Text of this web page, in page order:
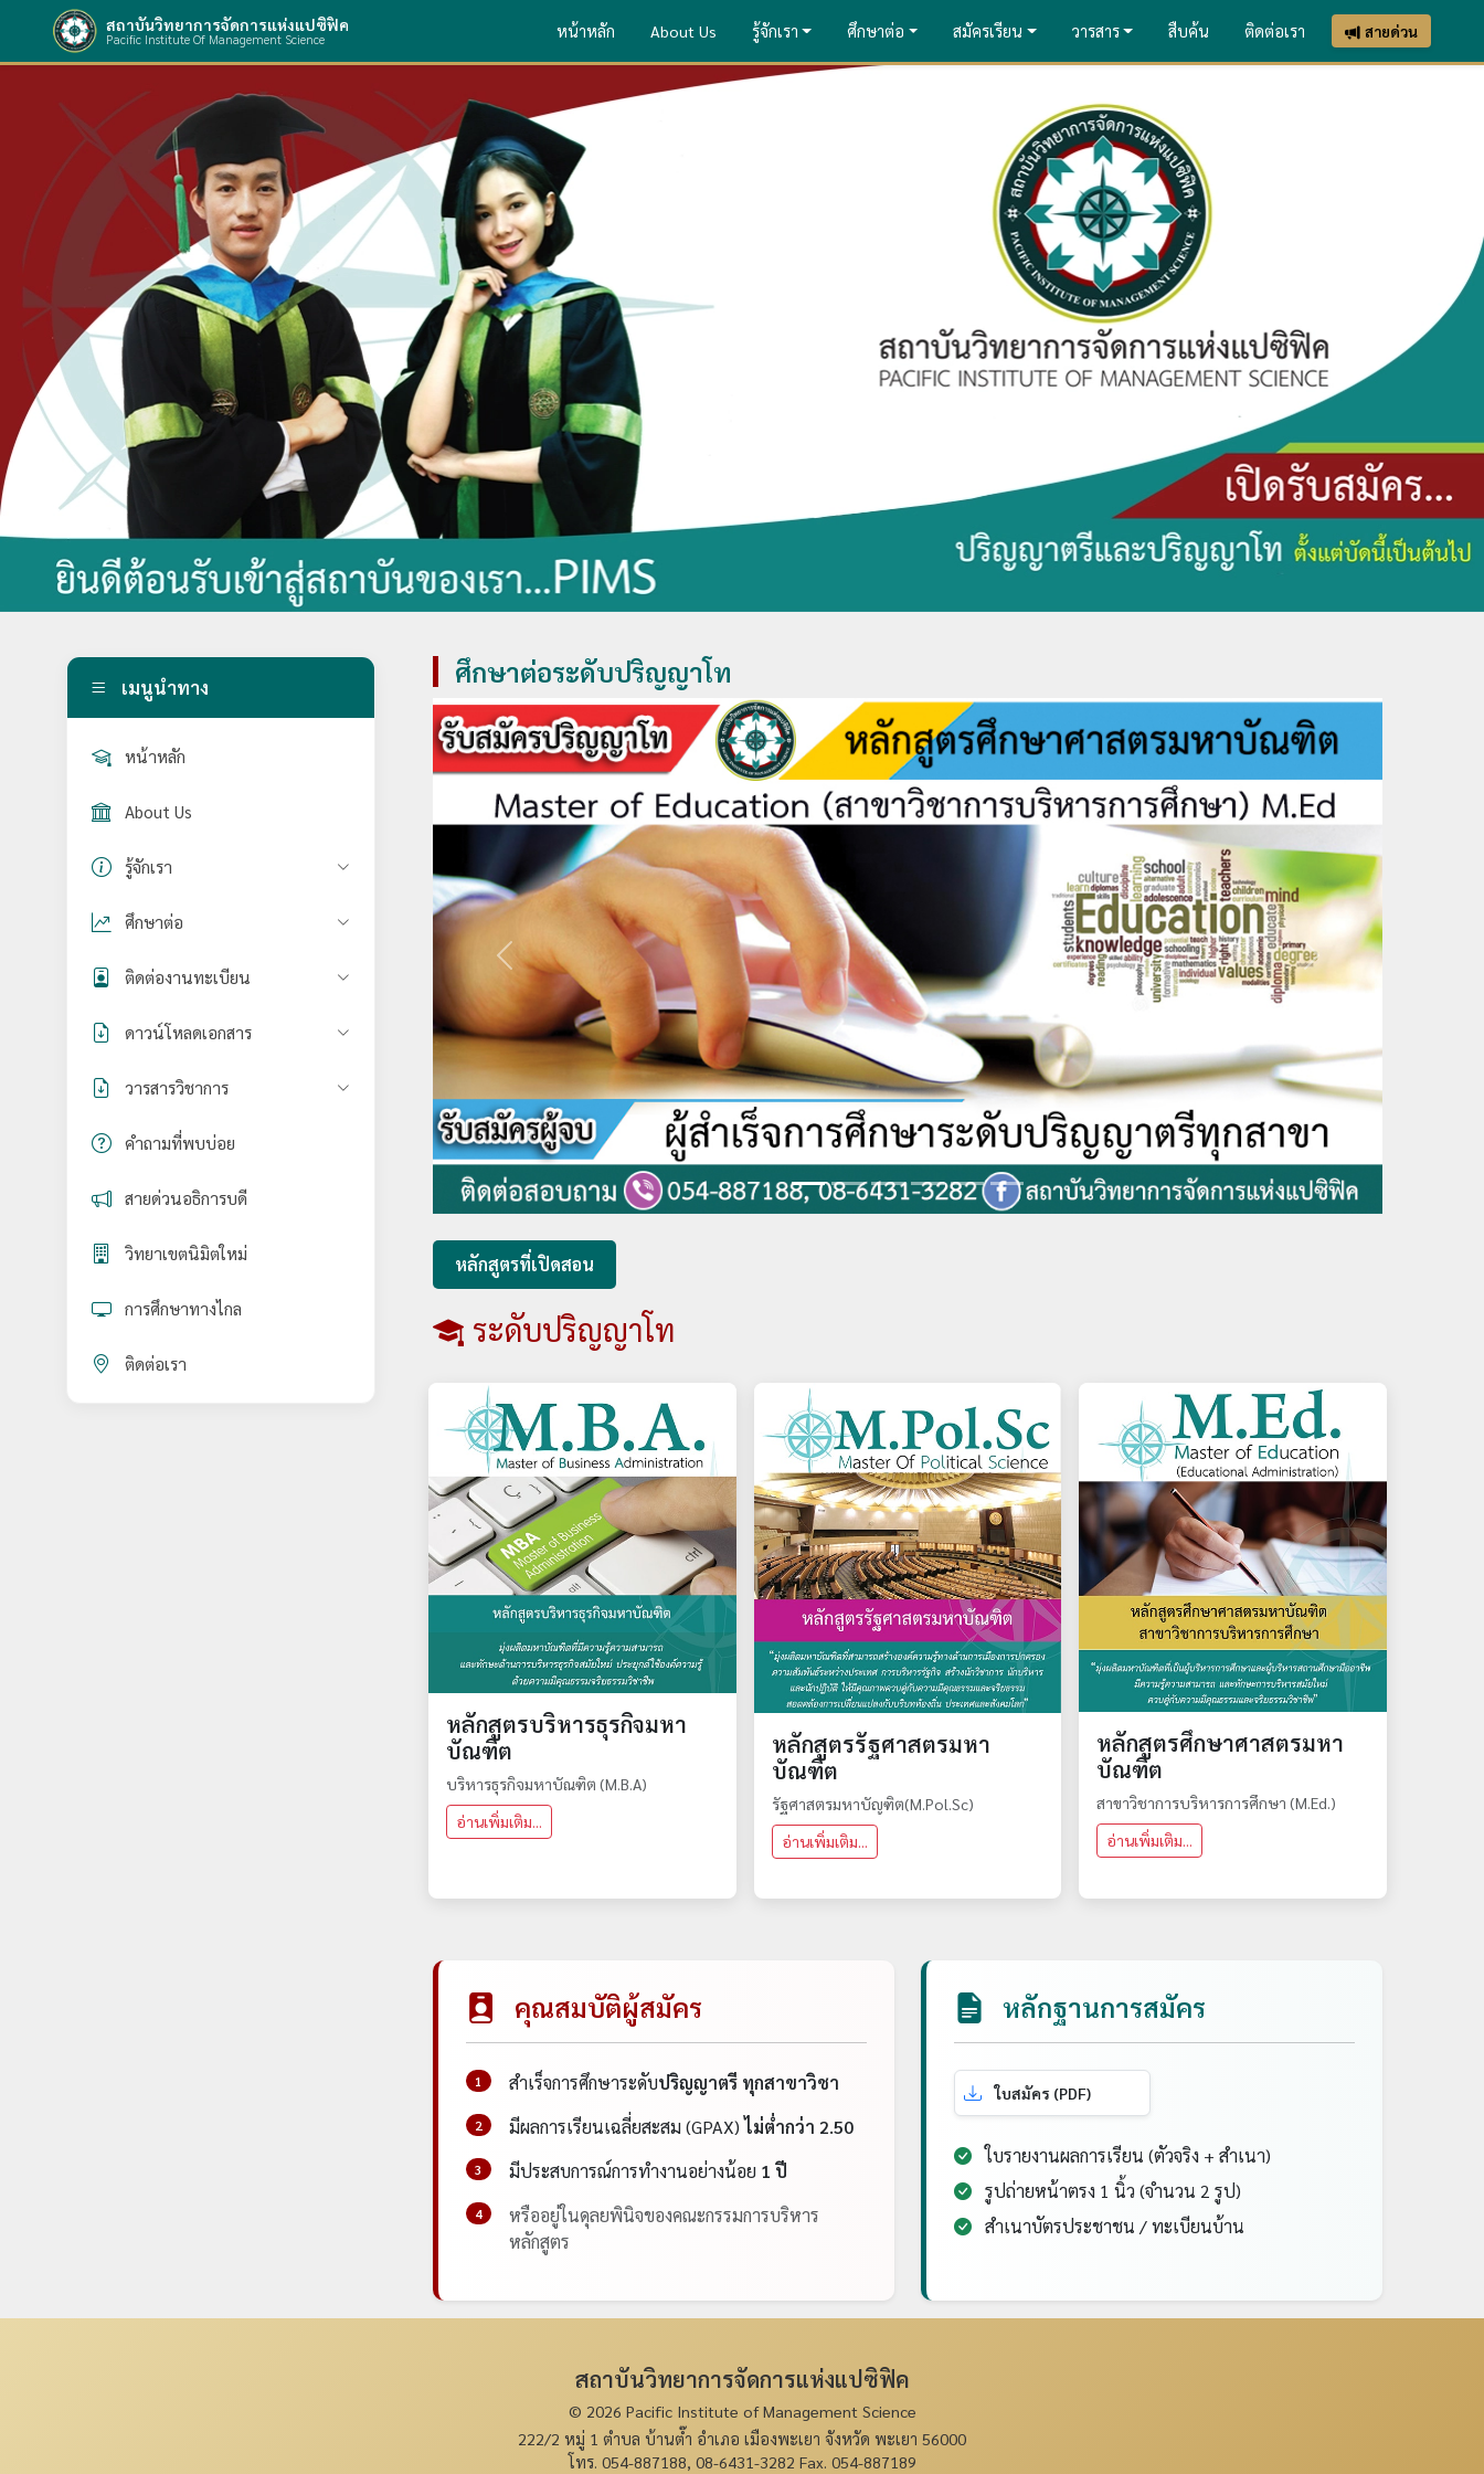
สถาบันวิทยาการจัดการแห่งแปซิฟิค
Pacific Institute Of Management Science หน้าหลัก About Us รู้จักเรา ศึกษาต่อ สมัครเรียน วารสาร สืบค้น ติดต่อเรา สายด่วน
เมนูนำทาง
หน้าหลัก
About Us
รู้จักเรา
ศึกษาต่อ
ติดต่องานทะเบียน
ดาวน์โหลดเอกสาร
วารสารวิชาการ
คำถามที่พบบ่อย
สายด่วนอธิการบดี
วิทยาเขตนิมิตใหม่
การศึกษาทางไกล
ติดต่อเรา
ศึกษาต่อระดับปริญญาโท
หลักสูตรที่เปิดสอน
ระดับปริญญาโท
หลักสูตรบริหารธุรกิจมหา
บัณฑิต
บริหารธุรกิจมหาบัณฑิต (M.B.A)
อ่านเพิ่มเติม...
หลักสูตรรัฐศาสตรมหา
บัณฑิต
รัฐศาสตรมหาบัญฑิต(M.Pol.Sc)
อ่านเพิ่มเติม...
หลักสูตรศึกษาศาสตรมหา
บัณฑิต
สาขาวิชาการบริหารการศึกษา (M.Ed.)
อ่านเพิ่มเติม...
คุณสมบัติผู้สมัคร
1 สำเร็จการศึกษาระดับปริญญาตรี ทุกสาขาวิชา
2 มีผลการเรียนเฉลี่ยสะสม (GPAX)ไม่ต่ำกว่า 2.50
3 มีประสบการณ์การทำงานอย่างน้อย 1 ปี
4
หรืออยู่ในดุลยพินิจของคณะกรรมการบริหาร
หลักสูตร
หลักฐานการสมัคร
ใบสมัคร (PDF)
ใบรายงานผลการเรียน (ตัวจริง + สำเนา)
รูปถ่ายหน้าตรง 1 นิ้ว (จำนวน 2 รูป)
สำเนาบัตรประชาชน / ทะเบียนบ้าน
สถาบันวิทยาการจัดการแห่งแปซิฟิค
© 2026 Pacific Institute of Management Science
222/2 หมู่ 1 ตำบล บ้านต๊ำ อำเภอ เมืองพะเยา จังหวัด พะเยา 56000
โทร. 054-887188, 08-6431-3282 Fax. 054-887189